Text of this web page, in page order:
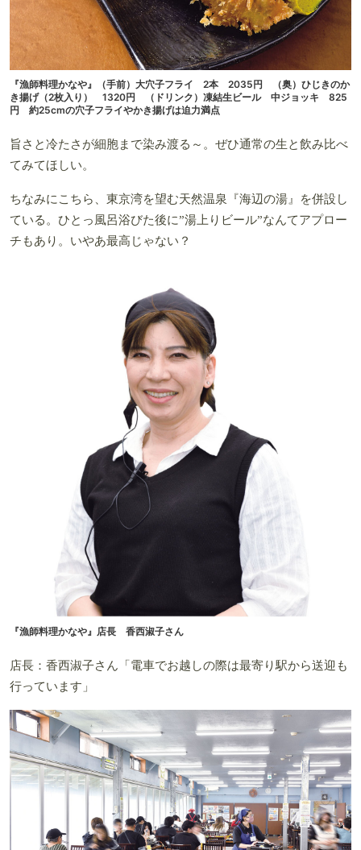
『漁師料理かなや』（手前）大穴子フライ 2本 2035円 （奥）ひじきのか
き揚げ（2枚入り） 1320円 （ドリンク）凍結生ビール 中ジョッキ 825
円 約25cmの穴子フライやかき揚げは迫力満点
旨さと冷たさが細胞まで染み渡る～。ぜひ通常の生と飲み比べ
てみてほしい。
ちなみにこちら、東京湾を望む天然温泉『海辺の湯』を併設し
ている。ひとっ風呂浴びた後に”湯上りビール”なんてアプロー
チもあり。いやあ最高じゃない？
『漁師料理かなや』店長 香西淑子さん
店長：香西淑子さん「電車でお越しの際は最寄り駅から送迎も
行っています」